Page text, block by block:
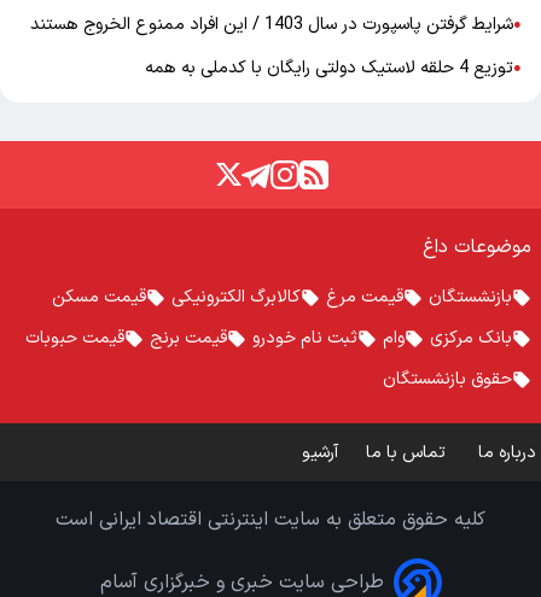
●شرایط گرفتن پاسپورت در سال 1403 / این افراد ممنوع الخروج هستند
●توزیع 4 حلقه لاستیک دولتی رایگان با کدملی به همه
موضوعات داغ
بازنشستگان قیمت مرغ کالابرگ الکترونیکی
قیمت مسکن
بانک مرکزی
وام ثبت نام خودرو قیمت برنج
قیمت حبوبات
حقوق بازنشستگان
درباره ما تماس با ما آرشیو
کلیه حقوق متعلق به سایت اینترنتی اقتصاد ایرانی است
طراحی سایت خبری و خبرگزاری آسام